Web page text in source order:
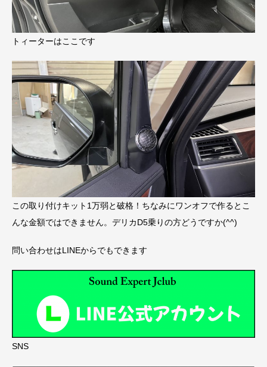
トィーターはここです
この取り付けキット1万弱と破格！ちなみにワンオフで作るとこ
んな金額ではできません。デリカD5乗りの方どうですか(^^)
問い合わせはLINEからでもできます
SNS